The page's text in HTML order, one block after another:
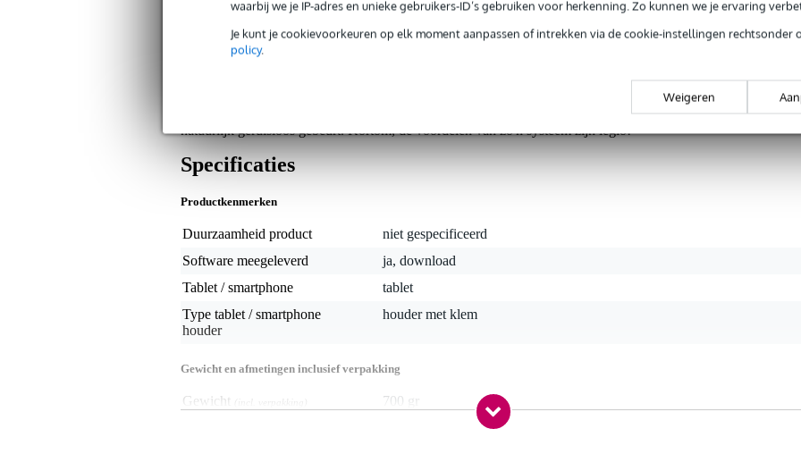
waarbij we je IP-adres en unieke gebruikers-ID’s gebruiken voor herkenning. Zo kunnen we je ervaring
Je kunt je cookievoorkeuren op elk moment aanpassen of intrekken via de cookie-instellingen rechtsonder
policy.
Weigeren
virtuele bladmuziek. Het gaat om een bundel met de iRig BlueTurn en de iKlip Xpand. Deze zijn ook los
verkrijgbaar, maar hier zitten ze dus bij elkaar in een handig bundeltje! Virtuele bladmuziek wordt
populairder. Want ga maar na; als je partituren op je tablet. Met je voet een bladzijde 'omslaan' iets dat
natuurlijk geruisloos gebeurt. Kortom, de voordelen van zo'n systeem zijn legio!
Specificaties
Productkenmerken
Duurzaamheid product
niet gespecificeerd
Software meegeleverd
ja, download
Tablet / smartphone
tablet
Type tablet / smartphone
houder
houder met klem
Gewicht en afmetingen inclusief verpakking
Gewicht
700 gr
32,0 x 22,0 x 7,0 cm